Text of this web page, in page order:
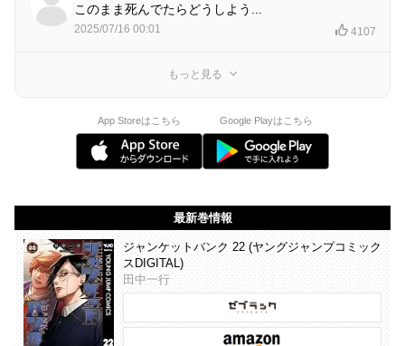
このまま死んでたらどうしよう...
2025/07/16 00:01 4107
もっと見る
App Storeはこちら Google Playはこちら
最新巻情報
ジャンケットバンク 22 (ヤングジャンプコミック
スDIGITAL)
田中一行